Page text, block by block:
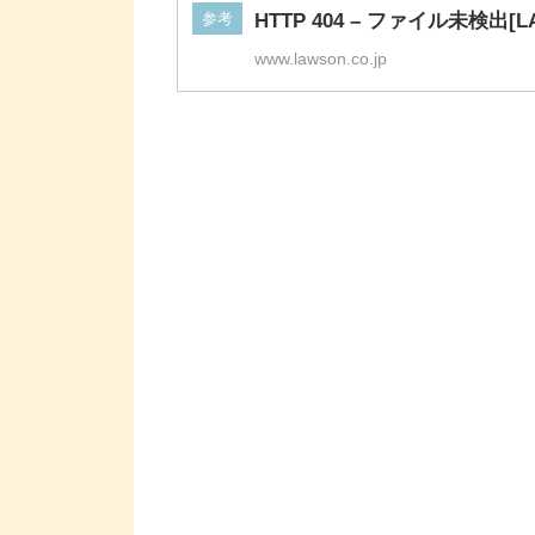
参考 HTTP 404 – ファイル未検出
www.lawson.co.jp